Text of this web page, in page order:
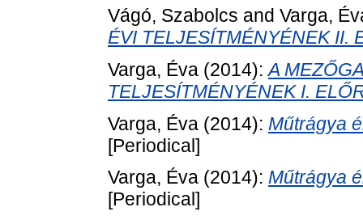
Vágó, Szabolcs and Varga,
ÉVI TELJESÍTMÉNYÉNEK II.
Varga, Éva (2014):A
TELJESÍTMÉNYÉNEK I.
Varga, Éva (2014): Műtrágya
[Periodical]
Varga, Éva (2014): Műtrágya
[Periodical]